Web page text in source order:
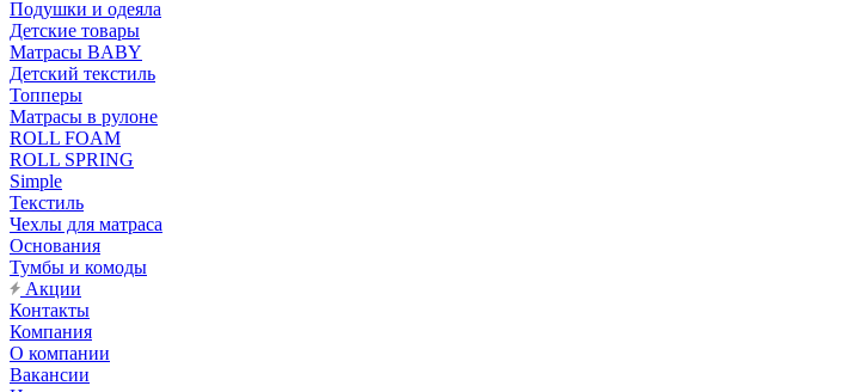
Подушки и одеяла
Детские товары
Матрасы BABY
Детский текстиль
Топперы
Матрасы в рулоне
ROLL FOAM
ROLL SPRING
Simple
Текстиль
Чехлы для матраса
Основания
Тумбы и комоды
Акции
Контакты
Компания
О компании
Вакансии